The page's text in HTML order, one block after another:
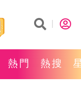
熱門 熱搜